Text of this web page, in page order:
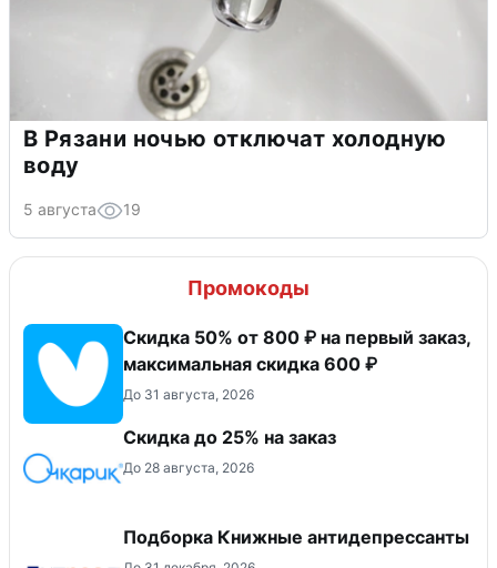
В Рязани ночью отключат холодную
воду
5 августа 19
Промокоды
Скидка 50% от 800 ₽ на первый заказ,
максимальная скидка 600 ₽
До 31 августа, 2026
Скидка до 25% на заказ
До 28 августа, 2026
Подборка Книжные антидепрессанты